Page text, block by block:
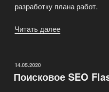
разработку плана работ.
Читать далее
сайты,
ОПУБЛИКОВАНО
14.05.2020
Поисковое SEO